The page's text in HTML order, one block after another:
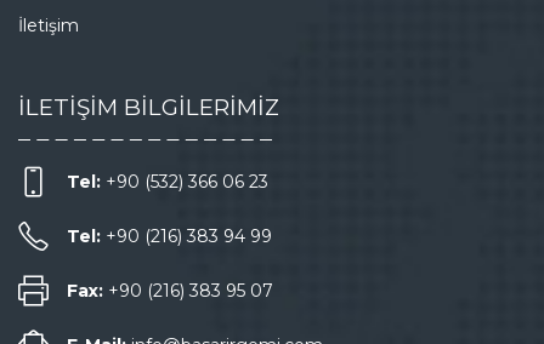
İletişim
İLETİŞİM BİLGİLERİMİZ
Tel: +90 (532) 366 06 23
Tel: +90 (216) 383 94 99
Fax: +90 (216) 383 95 07